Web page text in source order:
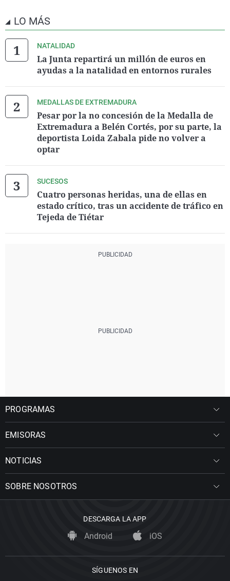
LO MÁS
NATALIDAD
La Junta repartirá un millón de euros en
ayudas a la natalidad en entornos rurales
MEDALLAS DE EXTREMADURA
Pesar por la no concesión de la Medalla de
Extremadura a Belén Cortés, por su parte, la
deportista Loida Zabala pide no volver a
optar
SUCESOS
Cuatro personas heridas, una de ellas en
estado crítico, tras un accidente de tráfico en
Tejeda de Tiétar
PROGRAMAS
EMISORAS
NOTICIAS
SOBRE NOSOTROS
DESCARGA LA APP
Android iOS
SÍGUENOS EN